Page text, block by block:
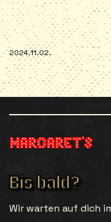
2024.11.02.
Bis bald?
Wir warten auf dich